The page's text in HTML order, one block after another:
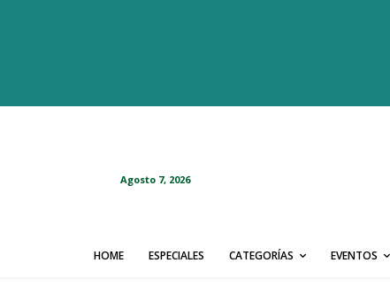
Agosto 7, 2026
HOME ESPECIALES CATEGORÍAS EVENTOS